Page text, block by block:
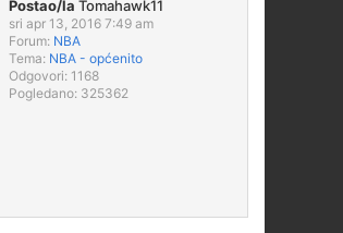
Postao/la Tomahawk11
sri apr 13, 2016 7:49 am
Forum: NBA
Tema: NBA - općenito
Odgovori: 1168
Pogledano: 325362